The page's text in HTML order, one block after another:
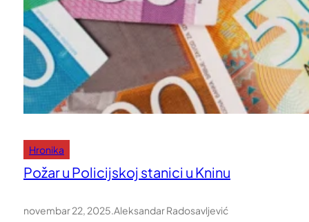
Hronika
Požar u Policijskoj stanici u Kninu
novembar 22, 2025.Aleksandar Radosavljević